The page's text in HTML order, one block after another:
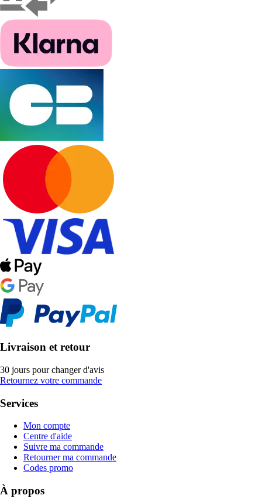
Livraison et retour
30 jours pour changer d'avis
Retournez votre commande
Services
Mon compte
Centre d'aide
Suivre ma commande
Retourner ma commande
Codes promo
À propos